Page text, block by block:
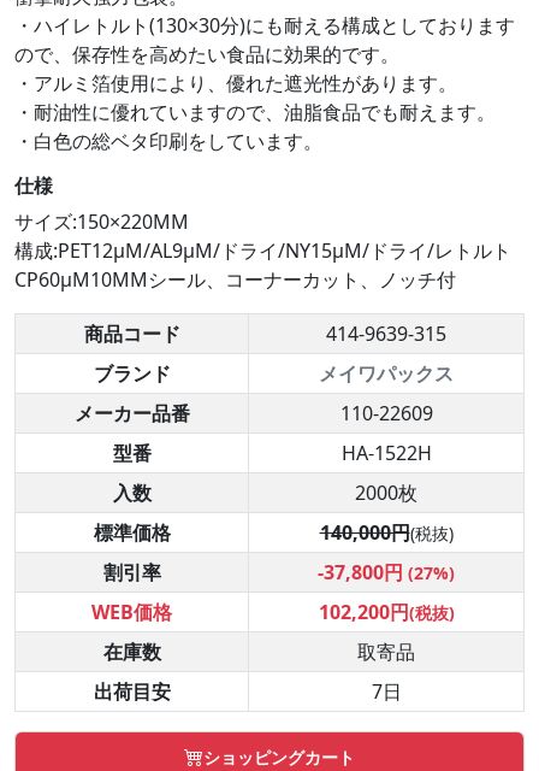
・ハイレトルト(130×30分)にも耐える構成としております
ので、保存性を高めたい食品に効果的です。
・アルミ箔使用により、優れた遮光性があります。
・耐油性に優れていますので、油脂食品でも耐えます。
・白色の総ベタ印刷をしています。
仕様
サイズ:150×220MM
構成:PET12μM/AL9μM/ドライ/NY15μM/ドライ/レトルト
CP60μM10MMシール、コーナーカット、ノッチ付
商品コード
414-9639-315
ブランド
メイワパックス
メーカー品番
110-22609
型番
HA-1522H
入数
2000枚
標準価格
140,000円(税抜)
割引率 -37,800円 (27%)
WEB価格 102,200円(税抜)
在庫数
取寄品
出荷目安
7日
ショッピングカート